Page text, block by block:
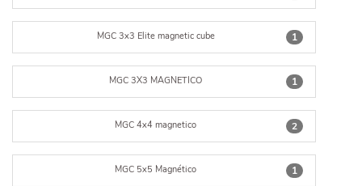
1
MGC 3x3 Elite magnetic cube
1
MGC 3X3 MAGNETICO
2
MGC 4x4 magnetico
1
MGC 5x5 Magnético